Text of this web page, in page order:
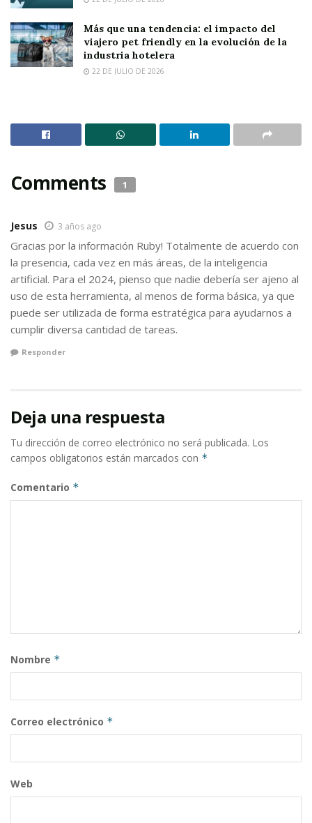
Más que una tendencia: el impacto del
viajero pet friendly en la evolución de la
industria hotelera
22 DE JULIO DE 2026
Comments 1
Jesus 3 años ago
Gracias por la información Ruby! Totalmente de acuerdo con
la presencia, cada vez en más áreas, de la inteligencia
artificial. Para el 2024, pienso que nadie debería ser ajeno al
uso de esta herramienta, al menos de forma básica, ya que
puede ser utilizada de forma estratégica para ayudarnos a
cumplir diversa cantidad de tareas.
Responder
Deja una respuesta
Tu dirección de correo electrónico no será publicada. Los
campos obligatorios están marcados con *
Comentario *
Nombre *
Correo electrónico *
Web